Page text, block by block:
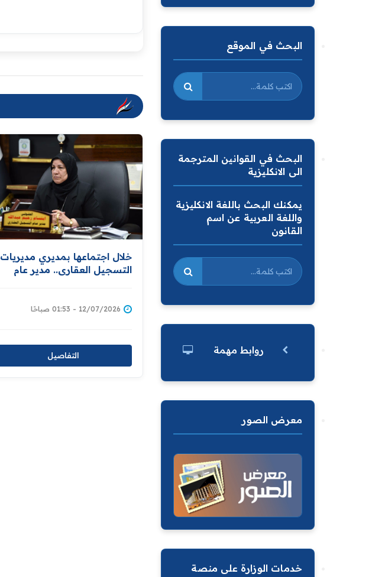
خلال اجتماعها بمديري مديريات
التسجيل العقاري.. مدير عام
قاعدة بيانات المواطنين
12/07/2026 - 01:53 صباحًا
التفاصيل
البحث في الموقع
البحث في القوانين المترجمة
الى الانكليزية
يمكنك البحث باللغة الانكليزية
واللغة العربية عن اسم
القانون
روابط مهمة
معرض الصور
خدمات الوزارة على منصة